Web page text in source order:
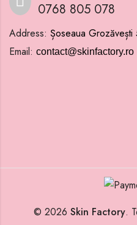
0768 805 078
Address: Șoseaua Grozăvești
Email: contact@skinfactory.ro
© 2026 Skin Factory.